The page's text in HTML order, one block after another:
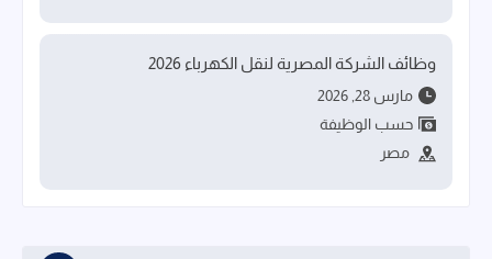
وظائف الشركة المصرية لنقل الكهرباء 2026
مارس 28, 2026
حسب الوظيفة
مصر